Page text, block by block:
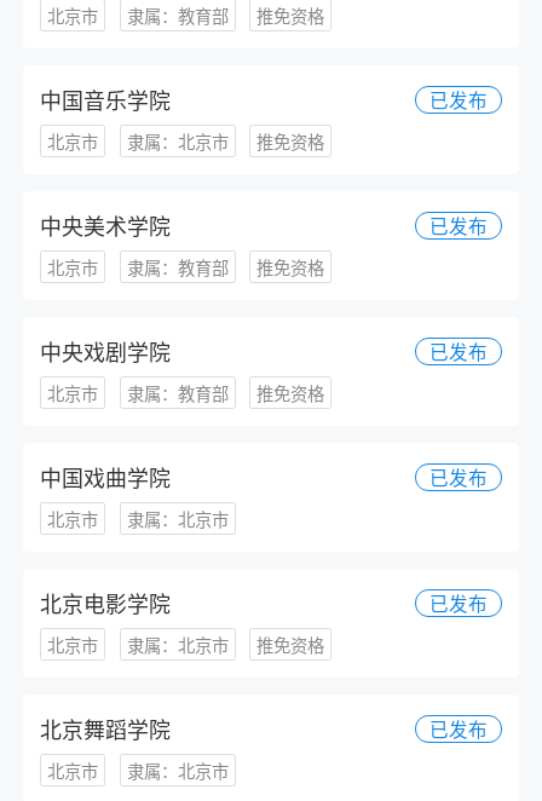
北京市 隶属：教育部 推免资格
中国音乐学院 已发布
北京市 隶属：北京市 推免资格
中央美术学院 已发布
北京市 隶属：教育部 推免资格
中央戏剧学院 已发布
北京市 隶属：教育部 推免资格
中国戏曲学院 已发布
北京市 隶属：北京市
北京电影学院 已发布
北京市 隶属：北京市 推免资格
北京舞蹈学院 已发布
北京市 隶属：北京市